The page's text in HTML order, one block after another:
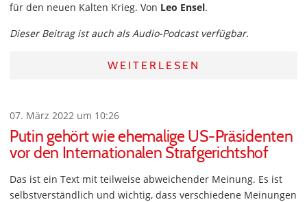
für den neuen Kalten Krieg. Von Leo Ensel.
Dieser Beitrag ist auch als Audio-Podcast verfügbar.
WEITERLESEN
07. März 2022 um 10:26
Putin gehört wie ehemalige US-Präsidenten
vor den Internationalen Strafgerichtshof
Das ist ein Text mit teilweise abweichender Meinung. Es ist
selbstverständlich und wichtig, dass verschiedene Meinungen